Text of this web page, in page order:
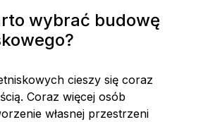
wybrać budowę
cieszy się coraz
Coraz więcej osób
własnej przestrzeni